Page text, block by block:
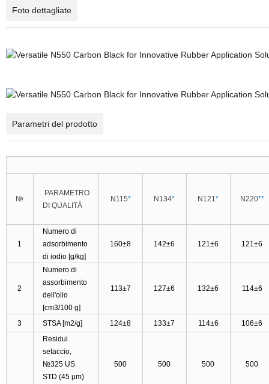
Foto dettagliate
Parametri del prodotto
№
PARAMETRO
DI QUALITÀ
N115* N134* N121* N220**
1
Numero di
adsorbimento
di iodio [g/kg]
160±8 142±6 121±6 121±6
2
Numero di
assorbimento
dell'olio
[cm3/100 g]
113±7 127±6 132±6 114±6
3 STSA [m2/g] 124±8 133±7 114±6
106±6
Residui
setaccio,
№325 US
STD (45 µm)
500 500 500 500